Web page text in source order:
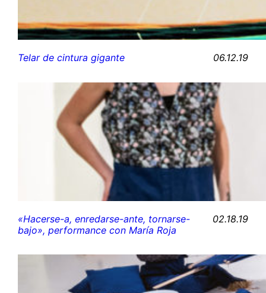
Telar de cintura gigante 06.12.19
«Hacerse-a, enredarse-ante, tornarse-
bajo», performance con María Roja
02.18.19